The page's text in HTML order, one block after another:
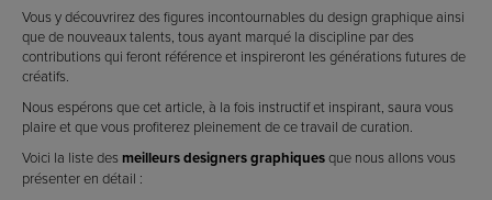
Vous y découvrirez des figures incontournables du design graphique ainsi
que de nouveaux talents, tous ayant marqué la discipline par des
contributions qui feront référence et inspireront les générations futures de
créatifs.
Nous espérons que cet article, à la fois instructif et inspirant, saura vous
plaire et que vous profiterez pleinement de ce travail de curation.
Voici la liste des meilleurs designers graphiquesque nous allons vous
présenter en détail :